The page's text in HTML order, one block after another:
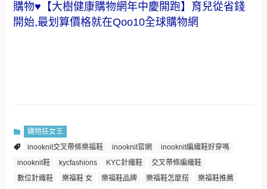
購物♥【大樹健康購物網年中慶開跑】育兒從省錢
開始,最划算價格就在Qoo10全球購物網
購物狂女王
inooknit交叉帶條樂福鞋
inooknit官網
inooknit編織鞋好穿嗎
inooknit鞋
kycfashions KYC針織鞋
交叉帶條編織鞋
數位針織鞋
樂福鞋 女 樂福鞋品牌 樂福鞋怎麼搭
樂福鞋推薦